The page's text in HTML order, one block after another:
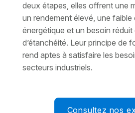
deux étapes, elles offrent une
un rendement élevé, une
énergétique et un besoin réduit
d’étanchéité. Leur principe de
rend aptes à satisfaire les
secteurs industriels.
Consultez nos